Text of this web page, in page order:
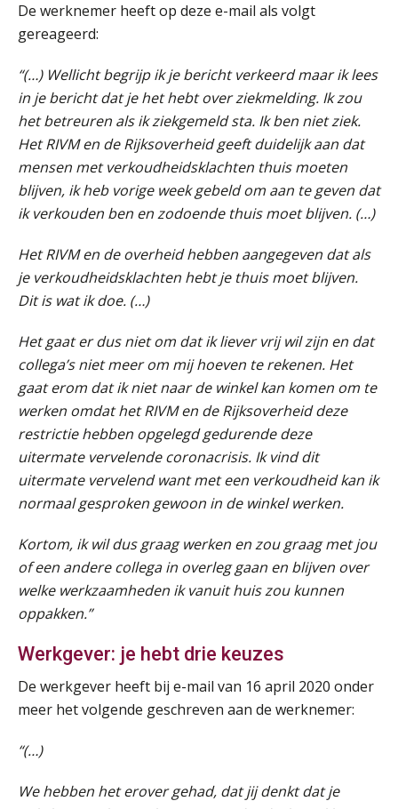
De werknemer heeft op deze e-mail als volgt
gereageerd:
“(…) Wellicht begrijp ik je bericht verkeerd maar ik lees
in je bericht dat je het hebt over ziekmelding. Ik zou
het betreuren als ik ziekgemeld sta. Ik ben niet ziek.
Het RIVM en de Rijksoverheid geeft duidelijk aan dat
mensen met verkoudheidsklachten thuis moeten
blijven, ik heb vorige week gebeld om aan te geven dat
ik verkouden ben en zodoende thuis moet blijven. (…)
Het RIVM en de overheid hebben aangegeven dat als
je verkoudheidsklachten hebt je thuis moet blijven.
Dit is wat ik doe. (…)
Het gaat er dus niet om dat ik liever vrij wil zijn en dat
collega’s niet meer om mij hoeven te rekenen. Het
gaat erom dat ik niet naar de winkel kan komen om te
werken omdat het RIVM en de Rijksoverheid deze
restrictie hebben opgelegd gedurende deze
uitermate vervelende coronacrisis. Ik vind dit
uitermate vervelend want met een verkoudheid kan ik
normaal gesproken gewoon in de winkel werken.
Kortom, ik wil dus graag werken en zou graag met jou
of een andere collega in overleg gaan en blijven over
welke werkzaamheden ik vanuit huis zou kunnen
oppakken.”
Werkgever: je hebt drie keuzes
De werkgever heeft bij e-mail van 16 april 2020 onder
meer het volgende geschreven aan de werknemer:
“(…)
We hebben het erover gehad, dat jij denkt dat je